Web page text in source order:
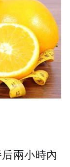
兩小時內